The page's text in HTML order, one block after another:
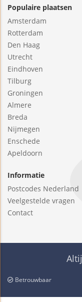
Populaire plaatsen
Amsterdam
Rotterdam
Den Haag
Utrecht
Eindhoven
Tilburg
Groningen
Almere
Breda
Nijmegen
Enschede
Apeldoorn
Informatie
Postcodes Nederland
Veelgestelde vragen
Contact
Betrouwbaar